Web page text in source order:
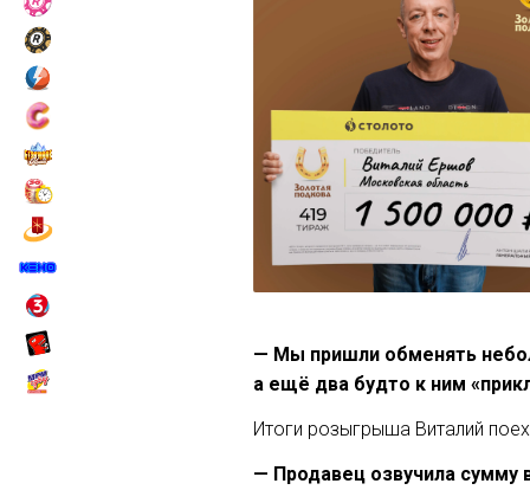
— Мы пришли обменять
а ещё два будто к ним
Итоги розыгрыша Виталий
— Продавец озвучила сумму